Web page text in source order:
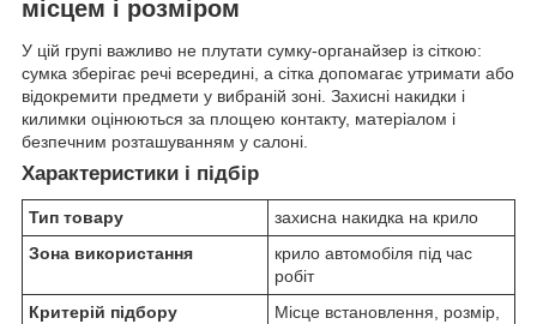
місцем і розміром
У цій групі важливо не плутати сумку-органайзер із сіткою:
сумка зберігає речі всередині, а сітка допомагає утримати або
відокремити предмети у вибраній зоні. Захисні накидки і
килимки оцінюються за площею контакту, матеріалом і
безпечним розташуванням у салоні.
Характеристики і підбір
Тип товару
захисна накидка на крило
Зона використання
крило автомобіля під час
робіт
Критерій підбору
Місце встановлення, розмір,